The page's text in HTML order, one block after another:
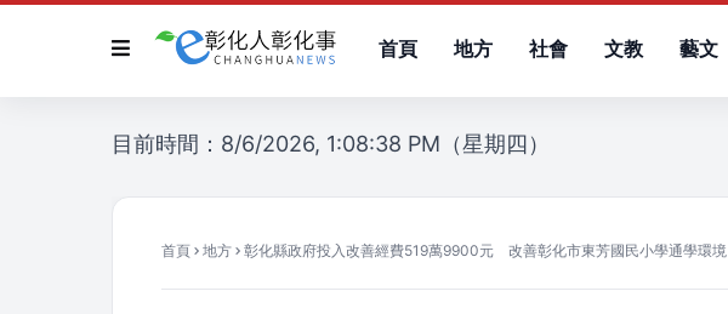
首頁 地方 社會 文教 藝文
目前時間：8/6/2026, 1:08:38 PM（星期四）
首頁 地方 彰化縣政府投入改善經費519萬9900元 改善彰化市東芳國民小學通學環境